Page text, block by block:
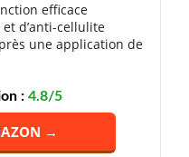
efficace
et d’anti-cellulite
une application de
:4.8/5
→